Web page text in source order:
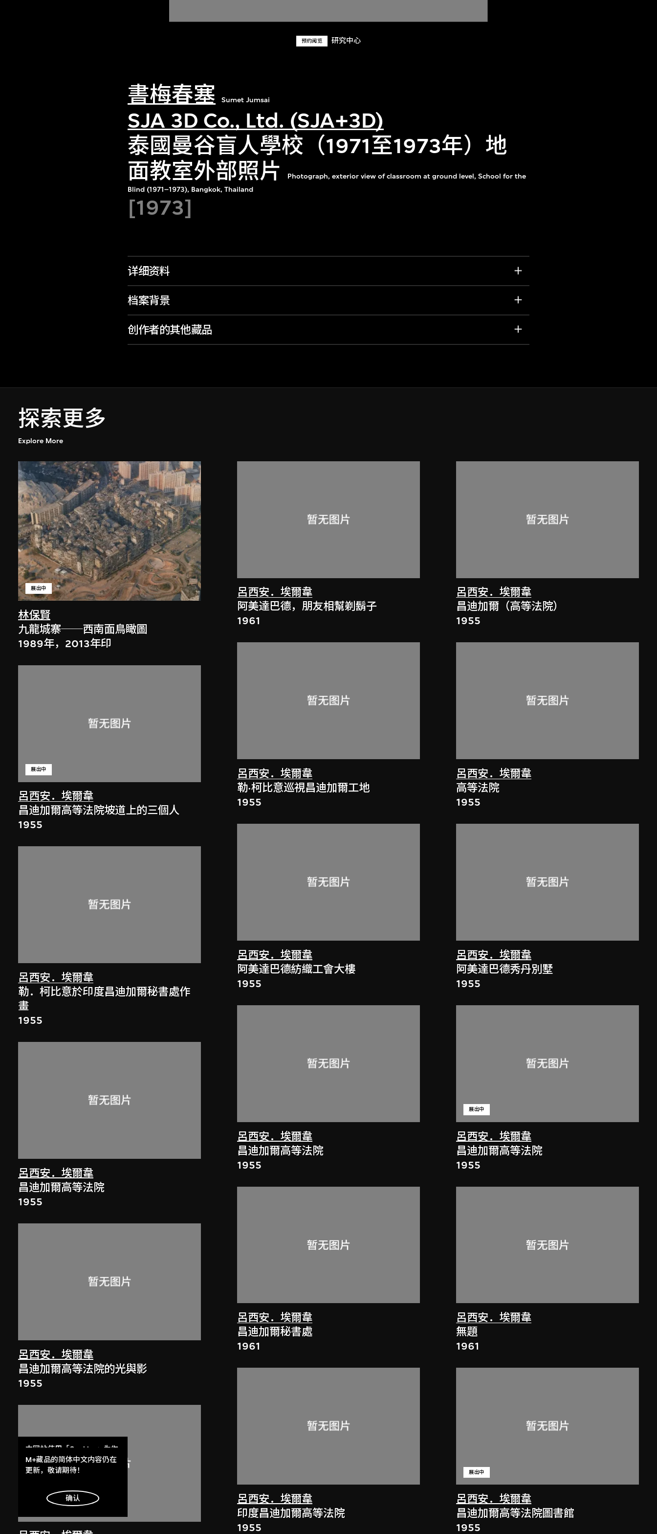
预约阅览 研究中心
書梅春塞 Sumet Jumsai
SJA 3D Co., Ltd. (SJA+3D)
泰國曼谷盲人學校（1971至1973年）地
面教室外部照片
Photograph, exterior view of classroom at ground level, School for the
Blind (1971–1973), Bangkok, Thailand
[1973]
详细资料
档案背景
创作者的其他藏品
探索更多
Explore More
林保賢
展出中
九龍城寨──西南面鳥瞰圖
1989年，2013年印
呂西安．埃爾韋
展出中
昌迪加爾高等法院坡道上的三個人
1955
呂西安．埃爾韋
勒．柯比意於印度昌迪加爾秘書處作
畫
1955
呂西安．埃爾韋
昌迪加爾高等法院
1955
呂西安．埃爾韋
昌迪加爾高等法院的光與影
1955
呂西安．埃爾韋
阿美達巴德，朋友相幫剃鬍子
1961
呂西安．埃爾韋
勒·柯比意巡視昌迪加爾工地
1955
呂西安．埃爾韋
阿美達巴德紡織工會大樓
1955
呂西安．埃爾韋
昌迪加爾高等法院
1955
呂西安．埃爾韋
昌迪加爾秘書處
1961
呂西安．埃爾韋
印度昌迪加爾高等法院
1955
呂西安．埃爾韋
昌迪加爾（高等法院）
1955
呂西安．埃爾韋
高等法院
1955
呂西安．埃爾韋
阿美達巴德秀丹別墅
1955
呂西安．埃爾韋
展出中
昌迪加爾高等法院
1955
呂西安．埃爾韋
無題
1961
呂西安．埃爾韋
展出中
昌迪加爾高等法院圖書館
1955
本网站使用「Cookies」为你
提供最好的网站体验。
了解更多
明白
M+藏品的简体中文内容仍在
更新，敬请期待！
确认